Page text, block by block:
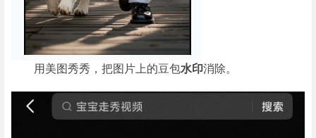
用美图秀秀，把图片上的豆包水印消除。